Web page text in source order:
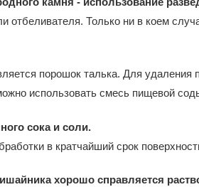
отбеливателя. Только ни в коем
порошок талька. Для удаления
использовать смесь пищевой
сока и соли.
в кратчайший срок
хорошо справляется